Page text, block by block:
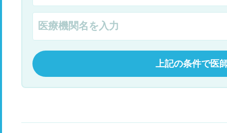
上記の条件で医